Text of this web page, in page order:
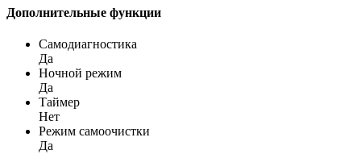
Дополнительные функции
Самодиагностика
Да
Ночной режим
Да
Таймер
Нет
Режим самоочистки
Да